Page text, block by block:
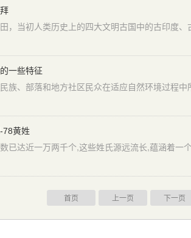
一些特征
78黄姓
已达近一万两千个,这些姓氏源远流长,蕴涵着一